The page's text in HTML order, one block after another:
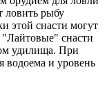
ловить рыбу
этой снасти могут
снасти
удилища. При
водоема и уровень